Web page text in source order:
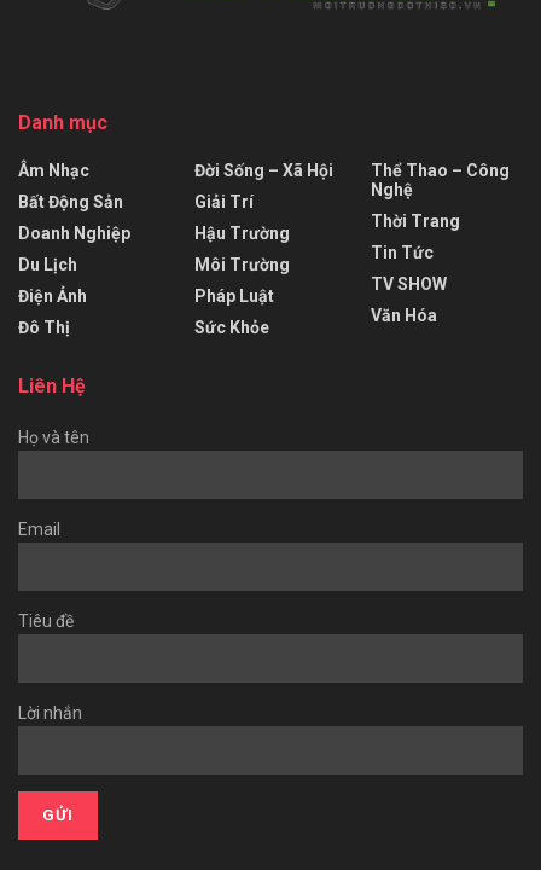
Danh mục
Âm Nhạc
Bất Động Sản
Doanh Nghiệp
Du Lịch
Điện Ảnh
Đô Thị
Đời Sống – Xã Hội
Giải Trí
Hậu Trường
Môi Trường
Pháp Luật
Sức Khỏe
Thể Thao – Công
Nghệ
Thời Trang
Tin Tức
TV SHOW
Văn Hóa
Liên Hệ
Họ và tên
Email
Tiêu đề
Lời nhắn